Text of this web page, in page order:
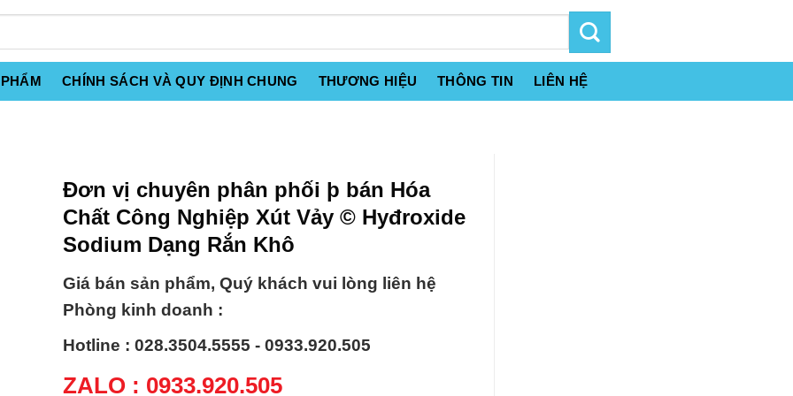
CHÍNH SÁCH VÀ QUY ĐỊNH CHUNG THƯƠNG HIỆU THÔNG TIN LIÊN HỆ
Đơn vị chuyên phân phối þ bán Hóa
Chất Công Nghiệp Xút Vảy © Hyđroxide
Sodium Dạng Rắn Khô
Giá bán sản phẩm, Quý khách vui lòng liên hệ
Phòng kinh doanh :
Hotline : 028.3504.5555 - 0933.920.505
ZALO : 0933.920.505